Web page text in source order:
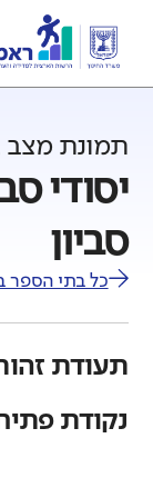
תמונת מצב
יסודי
סביון
כל בתי הספר
תעודת
פיקוחנקודת